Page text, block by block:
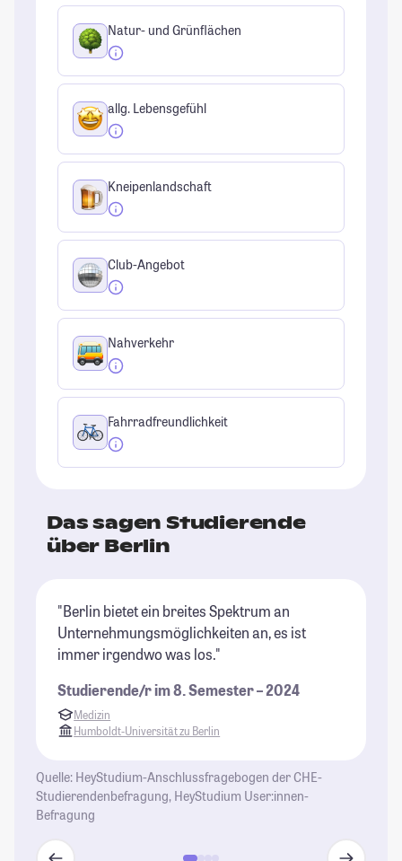
Natur- und Grünflächen
allg. Lebensgefühl
Kneipenlandschaft
Club-Angebot
Nahverkehr
Fahrradfreundlichkeit
Das sagen Studierende
über Berlin
"Berlin bietet ein breites Spektrum an
Unternehmungsmöglichkeiten an, es ist
immer irgendwo was los."
Studierende/r im 8. Semester – 2024
Medizin
Humboldt-Universität zu Berlin
Quelle: HeyStudium-Anschlussfragebogen der CHE-
Studierendenbefragung, HeyStudium User:innen-
Befragung